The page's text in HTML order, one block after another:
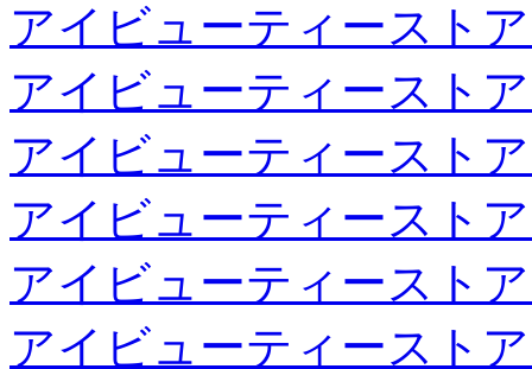
アイビューティースト
アイビューティースト
アイビューティースト
アイビューティースト
アイビューティースト
アイビューティースト